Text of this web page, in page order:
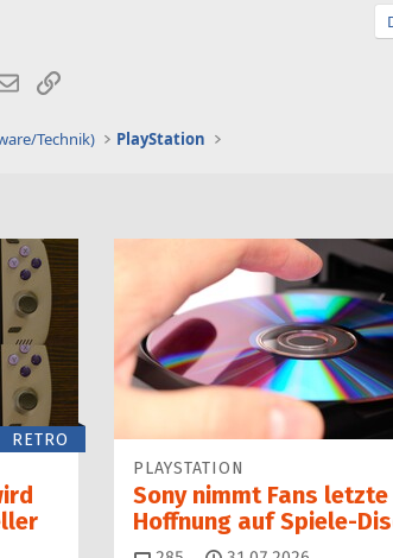
E-MailLink
Technik) PlayStation
RETRO
PLAYSTATION
Sony nimmt Fans letzte
Hoffnung auf Spiele-